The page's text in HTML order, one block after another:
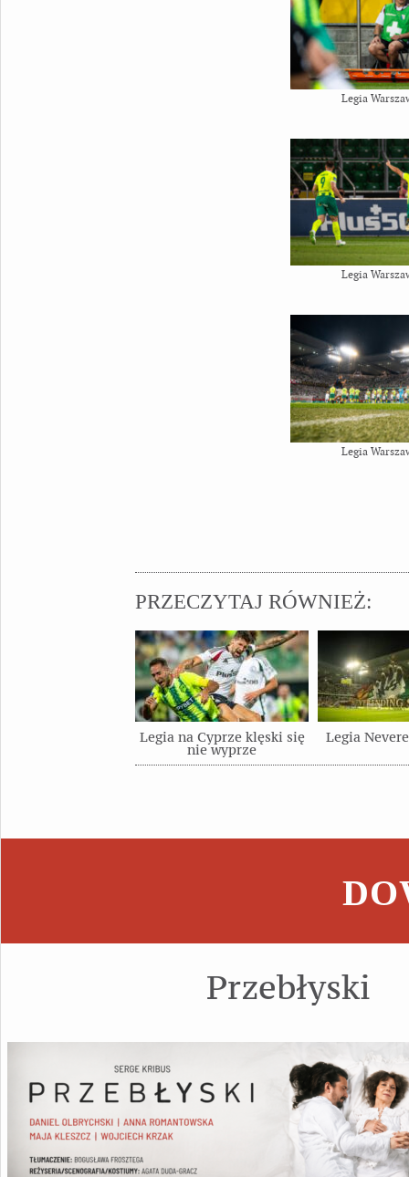
Legia
Legia
Legia
PRZECZYTAJ RÓWNIEŻ:
Legia na Cyprze klęski się
nie wyprze
Legia
Przebłyski